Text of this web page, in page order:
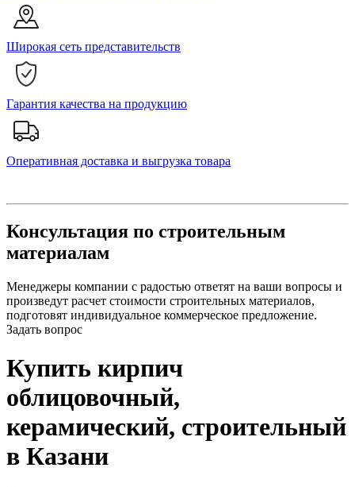
Широкая сеть представительств
Гарантия качества на продукцию
Оперативная доставка и выгрузка товара
Консультация по строительным
материалам
Менеджеры компании с радостью ответят на ваши вопросы и
произведут расчет стоимости строительных материалов,
подготовят индивидуальное коммерческое предложение.
Задать вопрос
Купить кирпич
облицовочный,
керамический, строительный
в Казани